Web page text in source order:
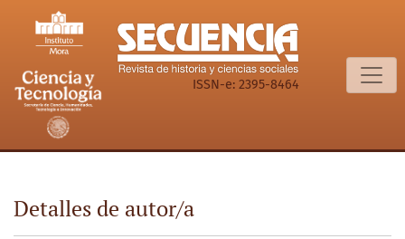
Detalles de autor/a
ISSN-e: 2395-8464
Detalles de autor/a